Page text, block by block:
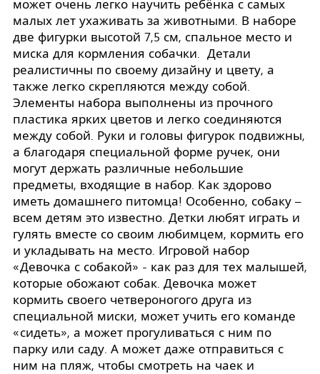
может очень легко научить ребёнка с самых
малых лет ухаживать за животными. В наборе
две фигурки высотой 7,5 см, спальное место и
миска для кормления собачки. Детали
реалистичны по своему дизайну и цвету, а
также легко скрепляются между собой.
Элементы набора выполнены из прочного
пластика ярких цветов и легко соединяются
между собой. Руки и головы фигурок подвижны,
а благодаря специальной форме ручек, они
могут держать различные небольшие
предметы, входящие в набор. Как здорово
иметь домашнего питомца! Особенно, собаку –
всем детям это известно. Детки любят играть и
гулять вместе со своим любимцем, кормить его
и укладывать на место. Игровой набор
«Девочка с собакой» - как раз для тех малышей,
которые обожают собак. Девочка может
кормить своего четвероногого друга из
специальной миски, может учить его команде
«сидеть», а может прогуливаться с ним по
парку или саду. А может даже отправиться с
ним на пляж, чтобы смотреть на чаек и